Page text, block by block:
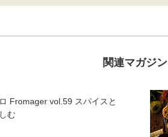
関連マガジン
Fromager vol.59 スパイスと
む